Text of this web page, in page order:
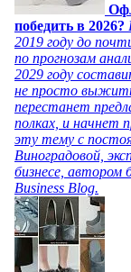
победить в 2026?
2019 году до
по прогнозам
2029 году
не просто
перестанет
полках, и начнет
эту тему с
Виноградовой,
бизнесе, автором
Business Blog.